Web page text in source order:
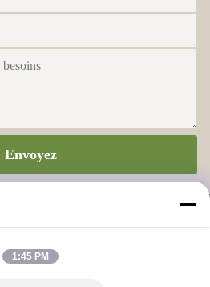
Envoyez
1:45 PM